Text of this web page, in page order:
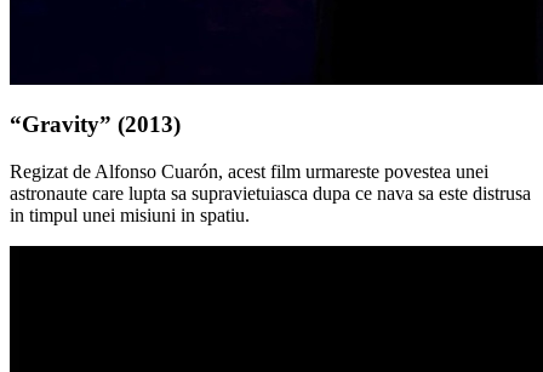
“Gravity” (2013)
Regizat de Alfonso Cuarón, acest film urmareste povestea unei
astronaute care lupta sa supravietuiasca dupa ce nava sa este distrusa
in timpul unei misiuni in spatiu.